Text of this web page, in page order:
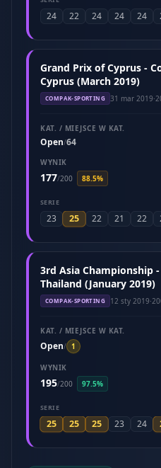
24 22 24 24 24
Grand Prix of Cyprus -
Cyprus (March 2019)
COMPAK-SPORTING 31 mar 2019·
KAT. / MIEJSCE W KAT.
Open/64
WYNIK
177/200 88.5%
SERIE
23 25 22 21 22
3rd Asia Championship
Thailand (January 2019)
COMPAK-SPORTING 12 sty 2019·
KAT. / MIEJSCE W KAT.
Open/ 1
WYNIK
195/200 97.5%
SERIE
25 25 25 23 24